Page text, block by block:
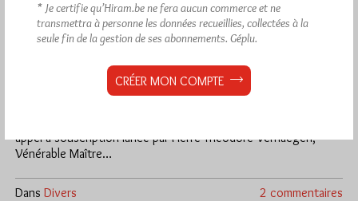
Le libre examen au coeur d’une
création « maçonnique »
appel à souscription lancé par Pierre-Théodore Verhaegen,
Vénérable Maître…
Dans Divers 2 commentaires
* Je certifie qu’Hiram.be ne fera aucun commerce et ne
transmettra à personne les données recueillies, collectées à la
seule fin de la gestion de ses abonnements. Géplu.
CRÉER MON COMPTE